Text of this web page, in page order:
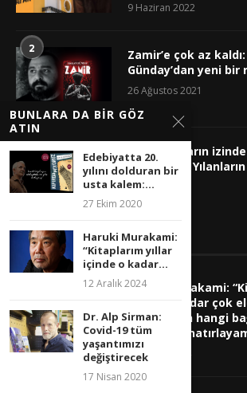
9 Haziran 2022
2
Zamir’e çok az
Günday’dan yeni bir
26 Ağustos 2021
3
Tragedyaların
Kuşların ve Yılanların
22 Mayıs 2020
SÖYLEŞILER
Haruki Murakami:
içinde o kadar çok
eleştirilerin hangi
yapıldığını
12 Aralık 2024
BUNLARA DA BIR GÖZ
ATIN
Edebiyatta 20.
yılını dolduran bir
usta kalem:...
27 Ekim 2020
Haruki Murakami:
“Kitaplarım yıllar
içinde o kadar...
12 Aralık 2024
Dr. Alp Sirman:
Covid-19 tüm
yaşantımızı
değiştirecek
17 Nisan 2020